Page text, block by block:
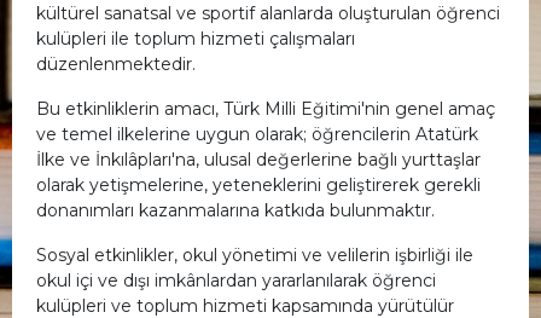
kültürel sanatsal ve sportif alanlarda oluşturulan öğrenci
kulüpleri ile toplum hizmeti çalışmaları
düzenlenmektedir.
Bu etkinliklerin amacı, Türk Milli Eğitimi'nin genel amaç
ve temel ilkelerine uygun olarak; öğrencilerin Atatürk
İlke ve İnkılâpları'na, ulusal değerlerine bağlı yurttaşlar
olarak yetişmelerine, yeteneklerini geliştirerek gerekli
donanımları kazanmalarına katkıda bulunmaktır.
Sosyal etkinlikler, okul yönetimi ve velilerin işbirliği ile
okul içi ve dışı imkânlardan yararlanılarak öğrenci
kulüpleri ve toplum hizmeti kapsamında yürütülür